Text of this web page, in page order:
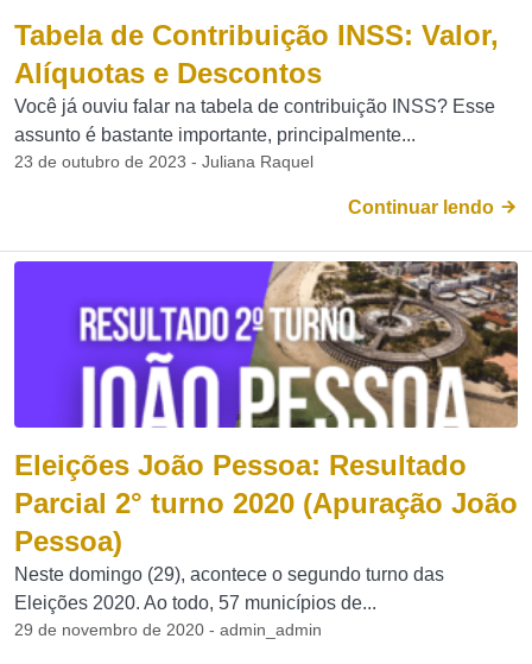
Tabela de Contribuição INSS: Valor,
Alíquotas e Descontos
Você já ouviu falar na tabela de contribuição INSS? Esse
assunto é bastante importante, principalmente...
23 de outubro de 2023 - Juliana Raquel
Continuar lendo
Eleições João Pessoa: Resultado
Parcial 2° turno 2020 (Apuração João
Pessoa)
Neste domingo (29), acontece o segundo turno das
Eleições 2020. Ao todo, 57 municípios de...
29 de novembro de 2020 - admin_admin